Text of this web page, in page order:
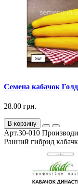
Семена кабачок
28.00 грн.
В корзину
Арт.30-010
Ранний гибрид